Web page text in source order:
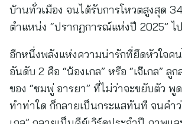
บ้านทั่วเมือง จนได้รับการโหวตสูงสุด
ตำแหน่ง “ปรากฏการณ์แห่งปี 2025” ไ
อีกหนึ่งพลังแห่งความน่ารักที่ยึดหัวใจค
อันดับ 2 คือ “น้องเกล” หรือ “เจ๊เกล” ลู
ของ “ชมพู่ อารยา” ที่ไม่ว่าจะขยับตัว พู
ทำท่าใด ก็กลายเป็นกระแสทันที จนคำว่